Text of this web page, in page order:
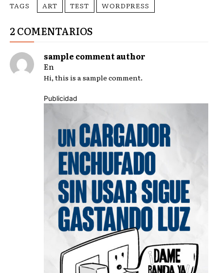
TAGS ART TEST WORDPRESS
2 COMENTARIOS
sample comment author
En
Hi, this is a sample comment.
Publicidad